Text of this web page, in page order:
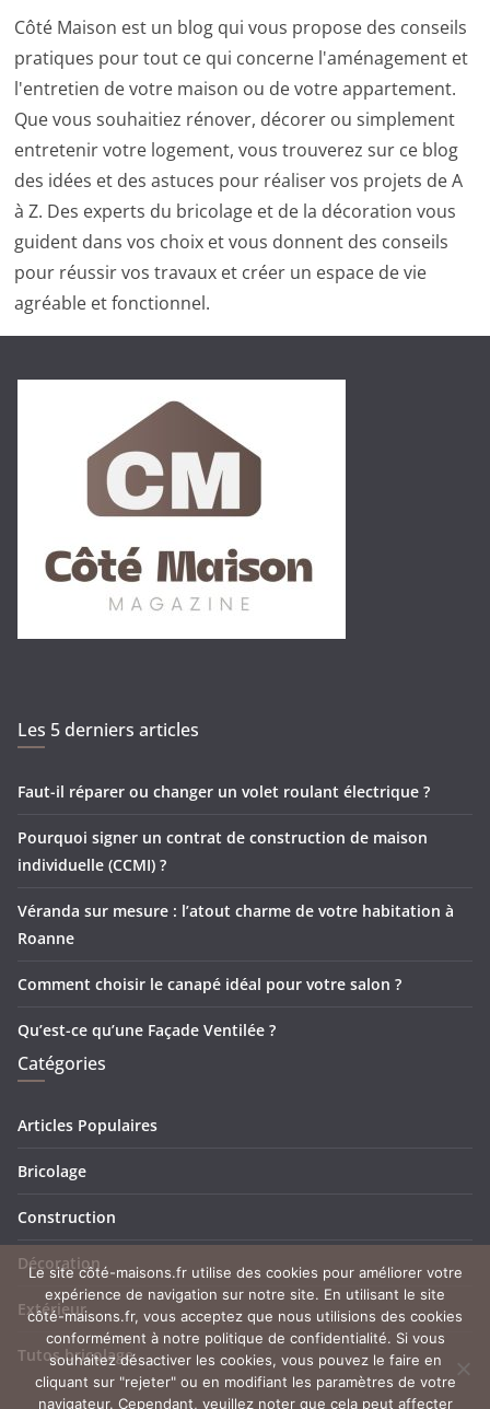
Côté Maison est un blog qui vous propose des conseils
pratiques pour tout ce qui concerne l'aménagement et
l'entretien de votre maison ou de votre appartement.
Que vous souhaitiez rénover, décorer ou simplement
entretenir votre logement, vous trouverez sur ce blog
des idées et des astuces pour réaliser vos projets de A
à Z. Des experts du bricolage et de la décoration vous
guident dans vos choix et vous donnent des conseils
pour réussir vos travaux et créer un espace de vie
agréable et fonctionnel.
Les 5 derniers articles
Faut-il réparer ou changer un volet roulant électrique ?
Pourquoi signer un contrat de construction de maison
individuelle (CCMI) ?
Véranda sur mesure : l’atout charme de votre habitation à
Roanne
Comment choisir le canapé idéal pour votre salon ?
Qu’est-ce qu’une Façade Ventilée ?
Catégories
Articles Populaires
Bricolage
Construction
Décoration
Extérieur
Tutos bricolage
Le site côté-maisons.fr utilise des cookies pour améliorer votre
expérience de navigation sur notre site. En utilisant le site
côté-maisons.fr, vous acceptez que nous utilisions des cookies
conformément à notre politique de confidentialité. Si vous
souhaitez désactiver les cookies, vous pouvez le faire en
cliquant sur "rejeter" ou en modifiant les paramètres de votre
navigateur. Cependant, veuillez noter que cela peut affecter